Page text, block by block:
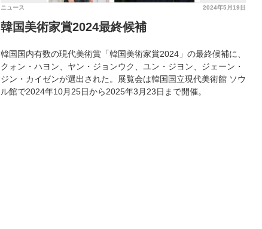
2024年5月19日
ニュース
韓国美術家賞2024最終候補
韓国国内有数の現代美術賞「韓国美術家賞2024」の最終候補に、
クォン・ハヨン、ヤン・ジョンウク、ユン・ジヨン、ジェーン・
ジン・カイゼンが選出された。展覧会は韓国国立現代美術館 ソウ
ル館で2024年10月25日から2025年3月23日まで開催。